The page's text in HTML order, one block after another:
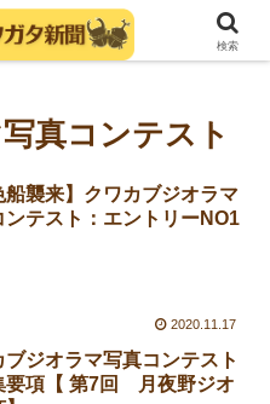
クワガタ菌床販売部
真コンテスト
船襲来】クワカブジオラマ
ンテスト：エントリーNO1
2020.11.17
ブジオラマ写真コンテスト
要項【 第7回 月夜野ジオ
検索